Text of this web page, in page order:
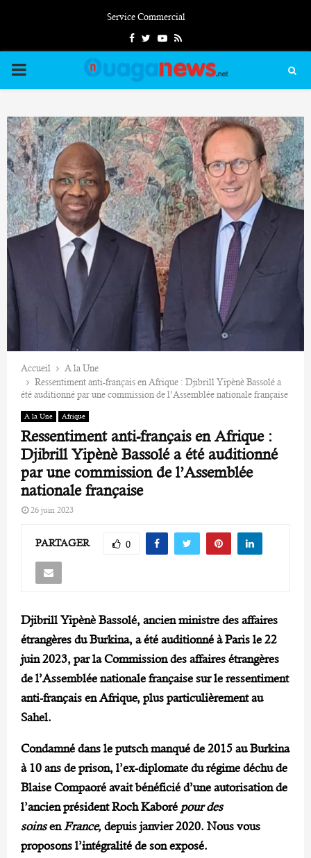
Service Commercial
FacebookTwitterYoutube
Rss
PRIMARY
Accueil
A la Une
Ressentiment anti-français en Afrique : Djibrill Yipènè Bassolé a
été auditionné par une commission de l’Assemblée nationale française
A la Une Afrique
Ressentiment anti-français en Afrique :
Djibrill Yipènè Bassolé a été auditionné
par une commission de l’Assemblée
nationale française
26 juin 2023
PARTAGER 0
Djibrill Yipènè Bassolé, ancien ministre des affaires
étrangères du Burkina, a été auditionné à Paris le 22
juin 2023, par la Commission des affaires étrangères
de l’Assemblée nationale française sur le ressentiment
anti-français en Afrique, plus particulièrement au
Sahel.
Condamné dans le putsch manqué de 2015 au Burkina
à 10 ans de prison, l’ex-diplomate du régime déchu de
Blaise Compaoré avait bénéficié d’une autorisation de
l’ancien président Roch Kaboré pour des
soinsen France, depuis janvier 2020. Nous vous
proposons l’intégralité de son exposé.